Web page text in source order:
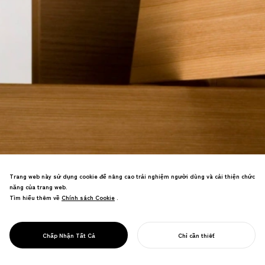
PROJECT
CARTESIA
mệnh danh là "ngăn kéo đẹp nhất thế
Trang web này sử dụng cookie để nâng cao trải nghiệm người dùng và cải thiện chức
năng của trang web.
Tìm hiểu thêm về Chính sách Cookie
Chính sách Cookie .
Chấp Nhận Tất Cả Chỉ cần thiết